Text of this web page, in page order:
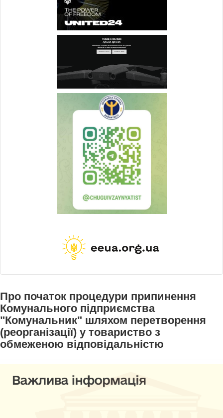
Про початок процедури припинення
Комунального підприємства
"Комунальник" шляхом перетворення
(реорганізації) у товариство з
обмеженою відповідальністю